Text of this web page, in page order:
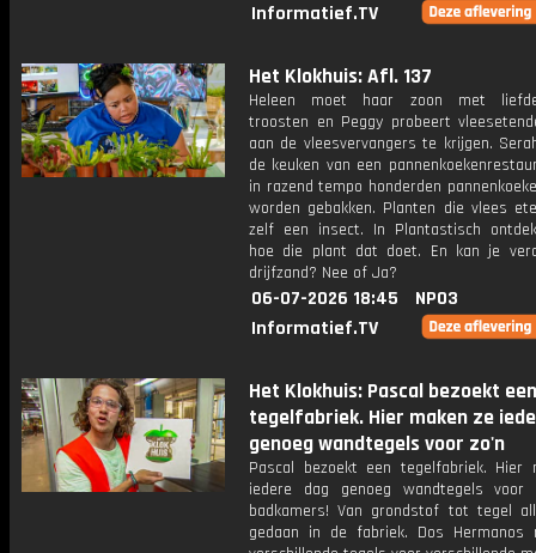
Informatief.TV
Het Klokhuis: Afl. 137
Heleen moet haar zoon met
troosten en Peggy probeert
aan de vleesvervangers te krijgen.
de keuken van een
in razend tempo honderden
worden gebakken. Planten die vlees
zelf een insect. In Plantastisch
hoe die plant dat doet. En kan je
drijfzand? Nee of Ja?
06-07-2026 18:45
NPO3
Informatief.TV
Het Klokhuis: Pascal bezoekt een
tegelfabriek. Hier maken ze
genoeg wandtegels voor zo'n
Pascal bezoekt een tegelfabriek. Hier
iedere dag genoeg wandtegels voor
badkamers! Van grondstof tot tegel
gedaan in de fabriek. Dos Hermanos